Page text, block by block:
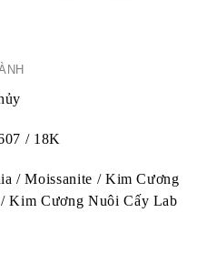
/ 18K
/ Moissanite / Kim Cương
Kim Cương Nuôi Cấy Lab